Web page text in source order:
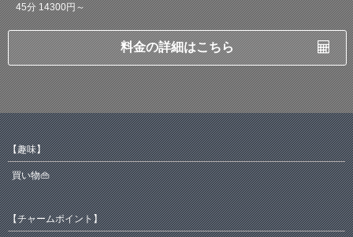
45分 14300円～
料金の詳細はこちら
【趣味】
買い物👜
【チャームポイント】